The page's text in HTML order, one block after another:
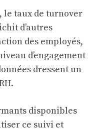
le taux de turnover
d’autres
des employés,
d’engagement
dressent un
disponibles
ce suivi et